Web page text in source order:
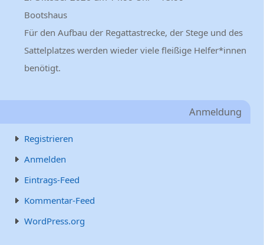
Bootshaus
Für den Aufbau der Regattastrecke, der Stege und des
Sattelplatzes werden wieder viele fleißige Helfer*innen
benötigt.
Anmeldung
Registrieren
Anmelden
Eintrags-Feed
Kommentar-Feed
WordPress.org